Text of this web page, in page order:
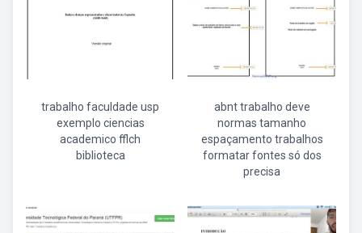
trabalho faculdade usp
exemplo ciencias
academico fflch
biblioteca
abnt trabalho deve
normas tamanho
espaçamento trabalhos
formatar fontes só dos
precisa